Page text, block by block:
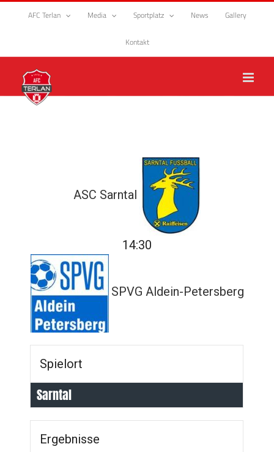
Zum
AFC Terlan Media Sportplatz News Gallery
Kontakt
ASC Sarntal
14:30
SPVG Aldein-Petersberg
Spielort
Sarntal
Ergebnisse